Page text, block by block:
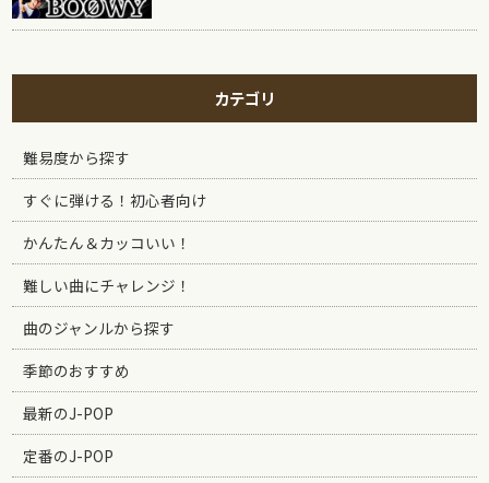
カテゴリ
難易度から探す
すぐに弾ける！初心者向け
かんたん＆カッコいい！
難しい曲にチャレンジ！
曲のジャンルから探す
季節のおすすめ
最新のJ-POP
定番のJ-POP